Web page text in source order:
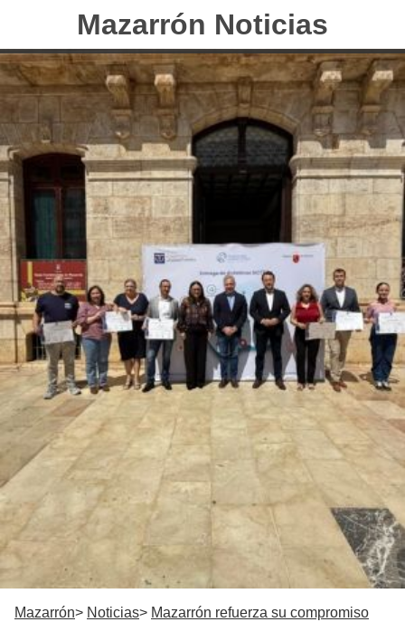
Mazarrón Noticias
Mazarrón Noticias
Mazarrón refuerza su compromiso